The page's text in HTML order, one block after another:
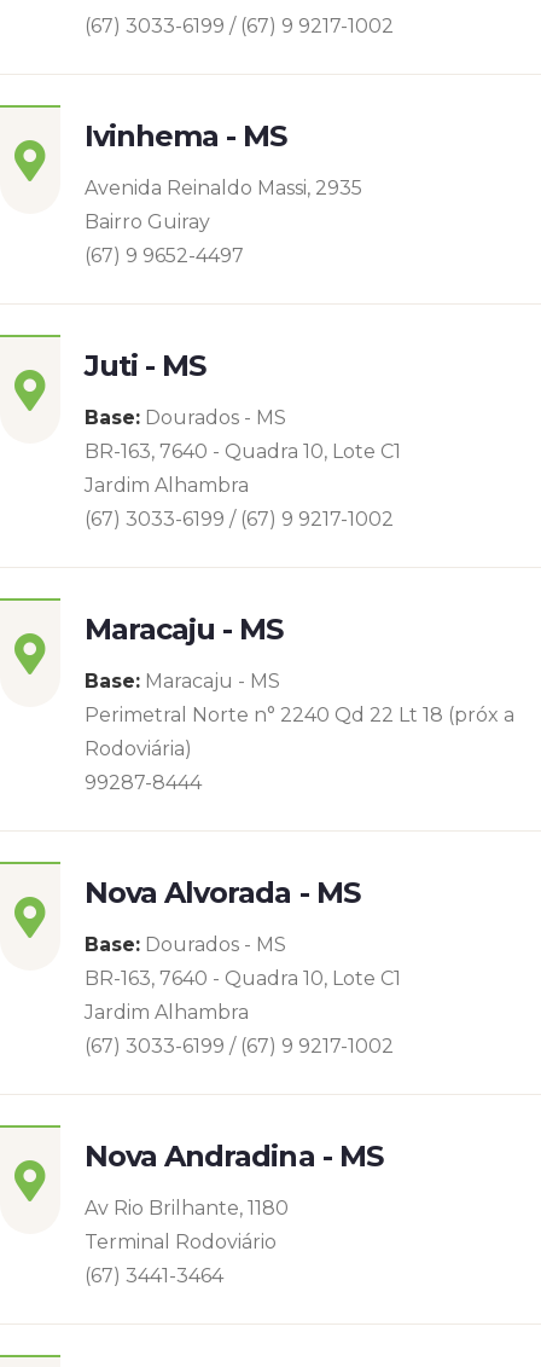
(67) 3033-6199 / (67) 9 9217-1002
Ivinhema - MS
Avenida Reinaldo Massi, 2935
Bairro Guiray
(67) 9 9652-4497
Juti - MS
Base: Dourados - MS
BR-163, 7640 - Quadra 10, Lote C1
Jardim Alhambra
(67) 3033-6199 / (67) 9 9217-1002
Maracaju - MS
Base: Maracaju - MS
Perimetral Norte n° 2240 Qd 22 Lt 18 (próx a
Rodoviária)
99287-8444
Nova Alvorada - MS
Base: Dourados - MS
BR-163, 7640 - Quadra 10, Lote C1
Jardim Alhambra
(67) 3033-6199 / (67) 9 9217-1002
Nova Andradina - MS
Av Rio Brilhante, 1180
Terminal Rodoviário
(67) 3441-3464